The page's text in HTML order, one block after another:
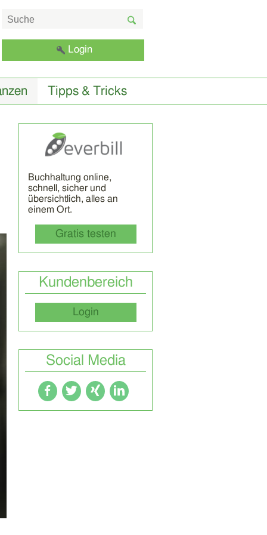
Login
Tipps & Tricks
Buchhaltung online,
schnell, sicher und
übersichtlich, alles an
einem Ort.
Gratis testen
Kundenbereich
Login
Social Media